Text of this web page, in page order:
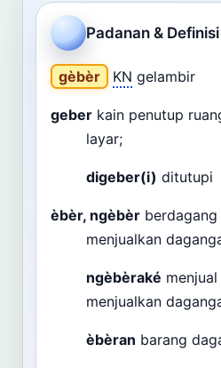
Dashboard Pencarian
Padanan &
gèbèr KN gelambir
geber kain penutup
layar;
digeber(i) ditutupi
èbèr, ngèbèr berdagang
menjualkan
ngèbèraké
menjualkan
èbèran barang